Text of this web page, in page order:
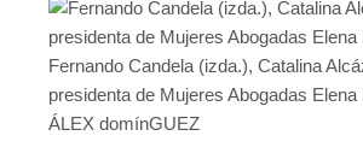
PROA
Contacto
Fernando Candela (izda.), Catalina
presidenta de Mujeres Abogadas Elena
ÁLEX domínGUEZ